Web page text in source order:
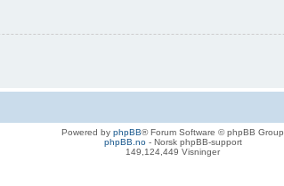
Powered by phpBB® Forum Software © phpBB Group
phpBB.no- Norsk phpBB-support
149,124,449 Visninger